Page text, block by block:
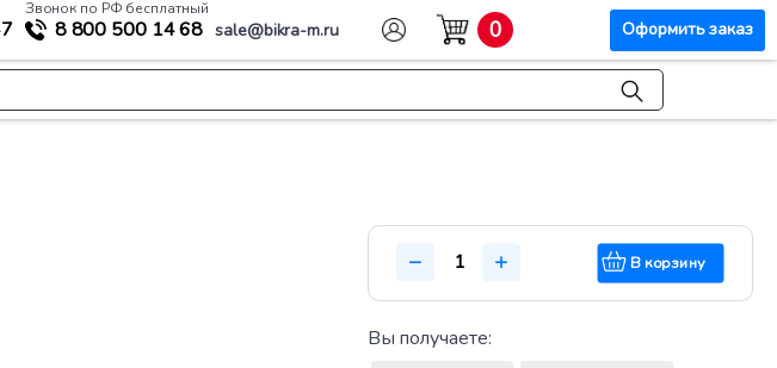
Звонок по РФ бесплатный
8 800 500 14 68 sale@bikra-m.ru 0 Оформить заказ
В корзину
Вы получаете: